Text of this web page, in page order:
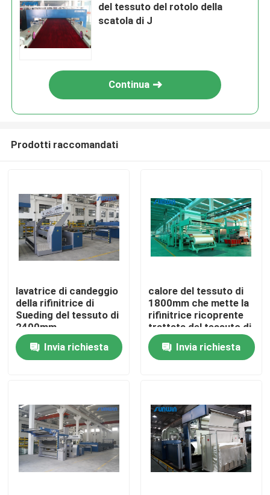
Casa
Prodotti
Giro della fabbrica
Controllo di qualità
del tessuto del rotolo della
scatola di J
Continua
Prodotti raccomandati
lavatrice di candeggio
della rifinitrice di
Sueding del tessuto di
2400mm
Invia richiesta
calore del tessuto di
1800mm che mette la
rifinitrice ricoprente
trattata del tessuto di
Stenter
Invia richiesta